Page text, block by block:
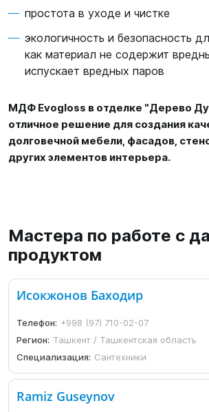
простота в уходе и чистке
экологичность и безопасность
как материал не содержит
испускает вредных паров
МДФ Evogloss в отделке "Дерево
отличное решение для создания
долговечной мебели, фасадов,
других элементов интерьера.
Мастера по работе с
продуктом
Исокжонов Баходир
Телефон: +998 (97) 710-02-07
Регион: Ташкент / Ташкентская область
Специализация: Сантехники
Ramiz Guseynov